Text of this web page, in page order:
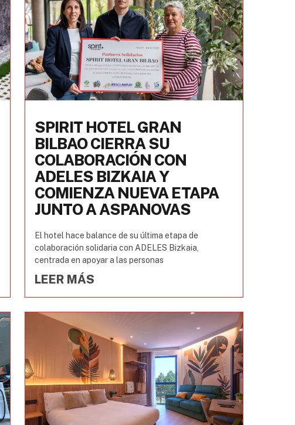
SPIRIT HOTEL GRAN
BILBAO CIERRA SU
COLABORACIÓN CON
ADELES BIZKAIA Y
COMIENZA NUEVA ETAPA
JUNTO A ASPANOVAS
El hotel hace balance de su última etapa de
colaboración solidaria con ADELES Bizkaia,
centrada en apoyar a las personas
LEER MÁS